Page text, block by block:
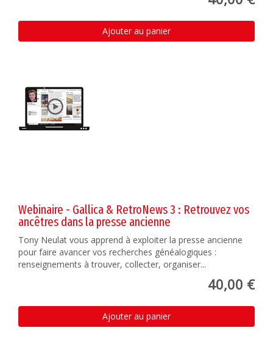
Ajouter au panier
Webinaire - Gallica & RetroNews 3 : Retrouvez vos
ancêtres dans la presse ancienne
Tony Neulat vous apprend à exploiter la presse ancienne
pour faire avancer vos recherches généalogiques :
renseignements à trouver, collecter, organiser...
40,00 €
Ajouter au panier